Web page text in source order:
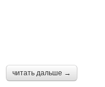
читать дальше →